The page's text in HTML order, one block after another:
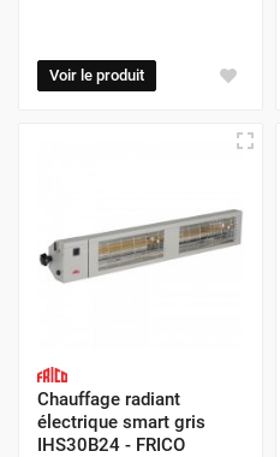
Voir le produit
Chauffage radiant
électrique smart gris
IHS30B24 - FRICO